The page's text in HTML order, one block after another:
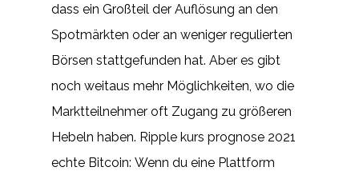
dass ein Großteil der Auflösung an den
Spotmärkten oder an weniger regulierten
Börsen stattgefunden hat. Aber es gibt
noch weitaus mehr Möglichkeiten, wo die
Marktteilnehmer oft Zugang zu größeren
Hebeln haben. Ripple kurs prognose 2021
echte Bitcoin: Wenn du eine Plattform